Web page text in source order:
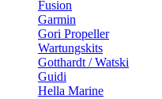
Fusion
Garmin
Gori Propeller
Wartungskits
Gotthardt / Watski
Guidi
Hella Marine